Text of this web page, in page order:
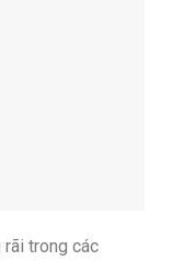
trong các